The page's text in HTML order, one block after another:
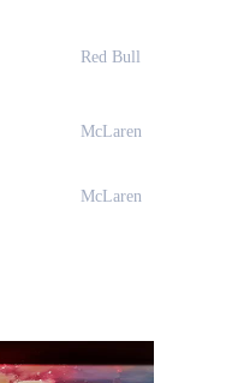
Red Bull
McLaren
McLaren